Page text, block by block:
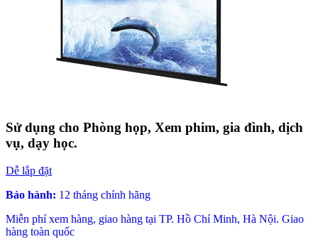
Sử dụng cho Phòng họp, Xem phim, gia đình, dịch
vụ, dạy học.
Dễ lắp đặt
Bảo hành: 12 tháng chính hãng
Miễn phí xem hàng, giao hàng tại TP. Hồ Chí Minh, Hà Nội. Giao
hàng toàn quốc